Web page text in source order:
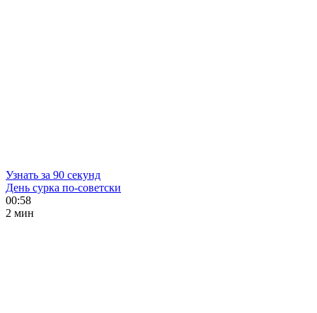
Узнать за 90 секунд
День сурка по-советски
00:58
2 мин